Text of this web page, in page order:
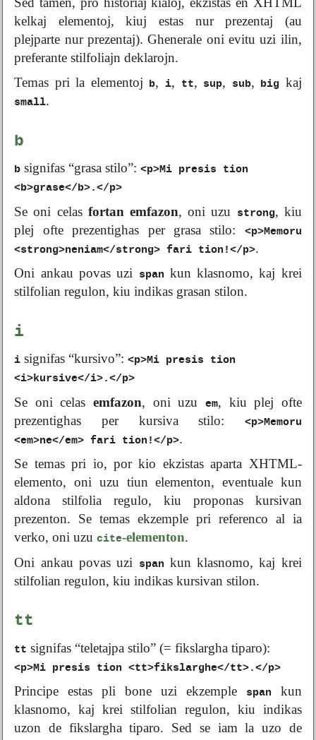
kelkaj elementoj, kiuj estas nur prezentaj (au
plejparte nur prezentaj). Ghenerale oni evitu uzi ilin,
preferante stilfoliajn deklarojn.
Temas pri la elementoj b, i, tt, sup, sub, big kaj
small.
b
b signifas “grasa stilo”:<p>Mi presis tion
<b>grase</b>.</p>
Se oni celas fortan emfazon, oni uzu strong, kiu
plej ofte prezentighas per grasa stilo: <p>Memoru
<strong>neniam</strong> fari tion!</p>.
Oni ankau povas uzi span kun klasnomo, kaj krei
stilfolian regulon, kiu indikas grasan stilon.
i
i signifas “kursivo”:<p>Mi presis tion
<i>kursive</i>.</p>
Se oni celasemfazon, oni uzu em, kiu plej ofte
prezentighas per kursiva stilo: <p>Memoru
<em>ne</em> fari tion!</p>.
Se temas pri io, por kio ekzistas aparta XHTML-
elemento, oni uzu tiun elementon, eventuale kun
aldona stilfolia regulo, kiu proponas kursivan
prezenton. Se temas ekzemple pri referenco al ia
verko, oni uzu cite-elementon.
Oni ankau povas uzi span kun klasnomo, kaj krei
stilfolian regulon, kiu indikas kursivan stilon.
tt
tt signifas “teletajpa stilo” (= fikslargha tiparo):
<p>Mi presis tion <tt>fikslarghe</tt>.</p>
Principe estas pli bone uzi ekzemple span kun
klasnomo, kaj krei stilfolian regulon, kiu indikas
uzon de fikslargha tiparo. Sed se iam la uzo de